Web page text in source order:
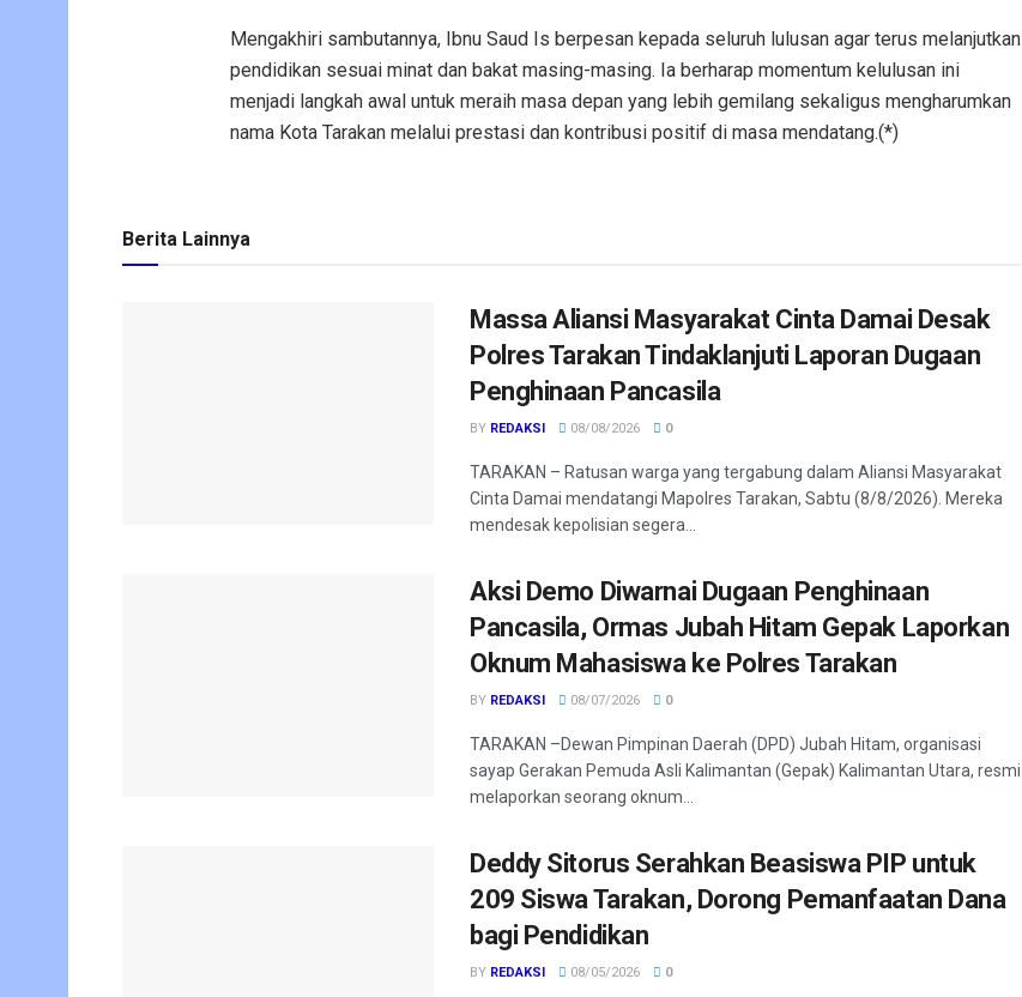
Mengakhiri sambutannya, Ibnu Saud Is berpesan kepada seluruh lulusan agar terus melanjutkan
pendidikan sesuai minat dan bakat masing-masing. Ia berharap momentum kelulusan ini
menjadi langkah awal untuk meraih masa depan yang lebih gemilang sekaligus mengharumkan
nama Kota Tarakan melalui prestasi dan kontribusi positif di masa mendatang.(*)
Berita Lainnya
Massa Aliansi Masyarakat Cinta Damai Desak
Polres Tarakan Tindaklanjuti Laporan Dugaan
Penghinaan Pancasila
BY REDAKSI 08/08/2026 0
TARAKAN – Ratusan warga yang tergabung dalam Aliansi Masyarakat
Cinta Damai mendatangi Mapolres Tarakan, Sabtu (8/8/2026). Mereka
mendesak kepolisian segera...
Aksi Demo Diwarnai Dugaan Penghinaan
Pancasila, Ormas Jubah Hitam Gepak Laporkan
Oknum Mahasiswa ke Polres Tarakan
BY REDAKSI 08/07/2026 0
TARAKAN –Dewan Pimpinan Daerah (DPD) Jubah Hitam, organisasi
sayap Gerakan Pemuda Asli Kalimantan (Gepak) Kalimantan Utara, resmi
melaporkan seorang oknum...
Deddy Sitorus Serahkan Beasiswa PIP untuk
209 Siswa Tarakan, Dorong Pemanfaatan Dana
bagi Pendidikan
BY REDAKSI 08/05/2026 0